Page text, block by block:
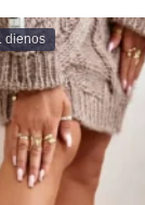
dienos